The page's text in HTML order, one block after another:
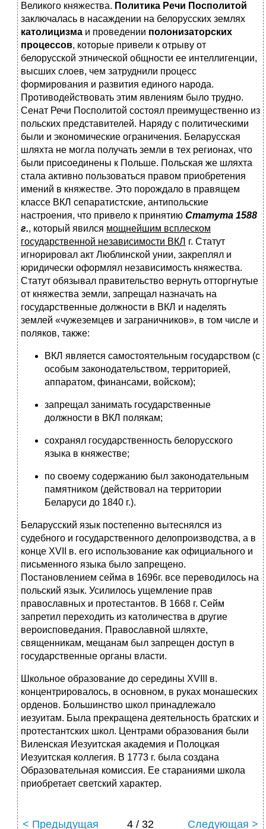
Великого княжества. Политика Речи Посполитой
заключалась в насаждении на белорусских землях
католицизма и проведении полонизаторских
процессов, которые привели к отрыву от
белорусской этнической общности ее интеллигенции,
высших слоев, чем затруднили процесс
формирования и развития единого народа.
Противодействовать этим явлениям было трудно.
Сенат Речи Посполитой состоял преимущественно из
польских представителей. Наряду с политическими
были и экономические ограничения. Беларусская
шляхта не могла получать земли в тех регионах, что
были присоединены к Польше. Польская же шляхта
стала активно пользоваться правом приобретения
имений в княжестве. Это порождало в правящем
классе ВКЛ сепаратистские, антипольские
настроения, что привело к принятию Статута 1588
г., который явился мощнейшим всплеском
государственной независимости ВКЛ г. Статут
игнорировал акт Люблинской унии, закреплял и
юридически оформлял независимость княжества.
Статут обязывал правительство вернуть отторгнутые
от княжества земли, запрещал назначать на
государственные должности в ВКЛ и наделять
землей «чужеземцев и заграничников», в том числе и
поляков, также:
ВКЛ является самостоятельным государством (с
особым законодательством, территорией,
аппаратом, финансами, войском);
запрещал занимать государственные
должности в ВКЛ полякам;
сохранял государственность белорусского
языка в княжестве;
по своему содержанию был законодательным
памятником (действовал на территории
Беларуси до 1840 г.).
Беларусский язык постепенно вытеснялся из
судебного и государственного делопроизводства, а в
конце XVII в. его использование как официального и
письменного языка было запрещено.
Постановлением сейма в 1696г. все переводилось на
польский язык. Усилилось ущемление прав
православных и протестантов. В 1668 г. Cейм
запретил переходить из католичества в другие
вероисповедания. Православной шляхте,
священникам, мещанам был запрещен доступ в
государственные органы власти.
Школьное образование до середины XVIII в.
концентрировалось, в основном, в руках монашеских
орденов. Большинство школ принадлежало
иезуитам. Была прекращена деятельность братских и
протестантских школ. Центрами образования были
Виленская Иезуитская академия и Полоцкая
Иезуитская коллегия. В 1773 г. была создана
Образовательная комиссия. Ее стараниями школа
приобретает светский характер.
< Предыдущая 4 / 32 Следующая >